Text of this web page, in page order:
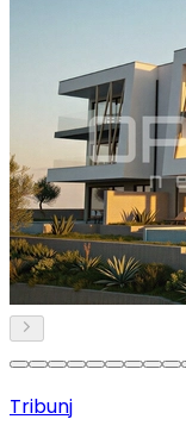
Tribunj